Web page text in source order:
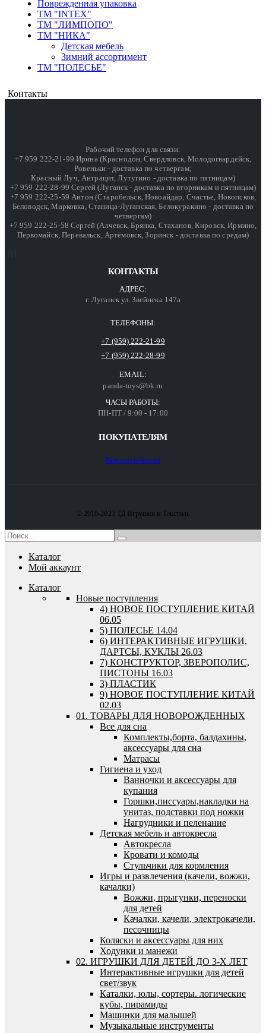
Поврежденная упаковка
ТМ "INTEX"
ТМ "ЛИМПОПО"
ТМ "НИКА"
Детская мебель
Зимний ассортимент
ТМ "ПОЛЕСЬЕ"
Контакты
Рабочий телефон для связи:
+7 959 222-21-99 Ирина (Краснодон, Свердловск, Молодогвардейск,
Ровеньки - доставка по четвергам;
Красный Луч, Антрацит, Лутугино - доставка по пятницам)
+7 959 222-28-99 Сергей (Луганск - доставка по вторникам и пятницам)
+7 959 222-25-59 Антон (Старобельск, Новоайдар, Счастье, Новопсков,
Беловодск, Марковка, Станица-Луганская, Белокуракино - доставка по
четвергам)
+7 959 222-25-58 Сергей (Алчевск, Брянка, Стаханов, Кировск, Ирмино,
Первомайск, Перевальск, Артёмовск, Зоринск - доставка по средам)
КОНТАКТЫ
АДРЕС:
г. Луганск ул. Звейнека 147а
ТЕЛЕФОНЫ:
+7 (959) 222-21-99
+7 (959) 222-28-99
EMAIL:
panda-toys@bk.ru
ЧАСЫ РАБОТЫ:
ПН-ПТ / 9:00 - 17:00
ПОКУПАТЕЛЯМ
КонтактыАкции
© 2010-2023 ТД Игрушки и Текстиль
Каталог
Мой аккаунт
Каталог
Новые поступления
4) НОВОЕ ПОСТУПЛЕНИЕ КИТАЙ
06.05
5) ПОЛЕСЬЕ 14.04
6) ИНТЕРАКТИВНЫЕ ИГРУШКИ,
ДАРТСЫ, КУКЛЫ 26.03
7) КОНСТРУКТОР, ЗВЕРОПОЛИС,
ПИСТОНЫ 16.03
3) ПЛАСТИК
9) НОВОЕ ПОСТУПЛЕНИЕ КИТАЙ
02.03
01. ТОВАРЫ ДЛЯ НОВОРОЖДЕННЫХ
Все для сна
Комплекты,борта, балдахины,
аксессуары для сна
Матрасы
Гигиена и уход
Ванночки и аксессуары для
купания
Горшки,писсуары,накладки на
унитаз, подставки под ножки
Нагрудники и пеленание
Детская мебель и автокресла
Автокресла
Кровати и комоды
Стульчики для кормления
Игры и развлечения (качели, вожжи,
качалки)
Вожжи, прыгунки, переноски
для детей
Качалки, качели, электрокачели,
песочницы
Коляски и аксессуары для них
Ходунки и манежи
02. ИГРУШКИ ДЛЯ ДЕТЕЙ ДО 3-Х ЛЕТ
Интерактивные игрушки для детей
свет/звук
Каталки, юлы, сортеры. логические
кубы, пирамиды
Машинки для малышей
Музыкальные инструменты